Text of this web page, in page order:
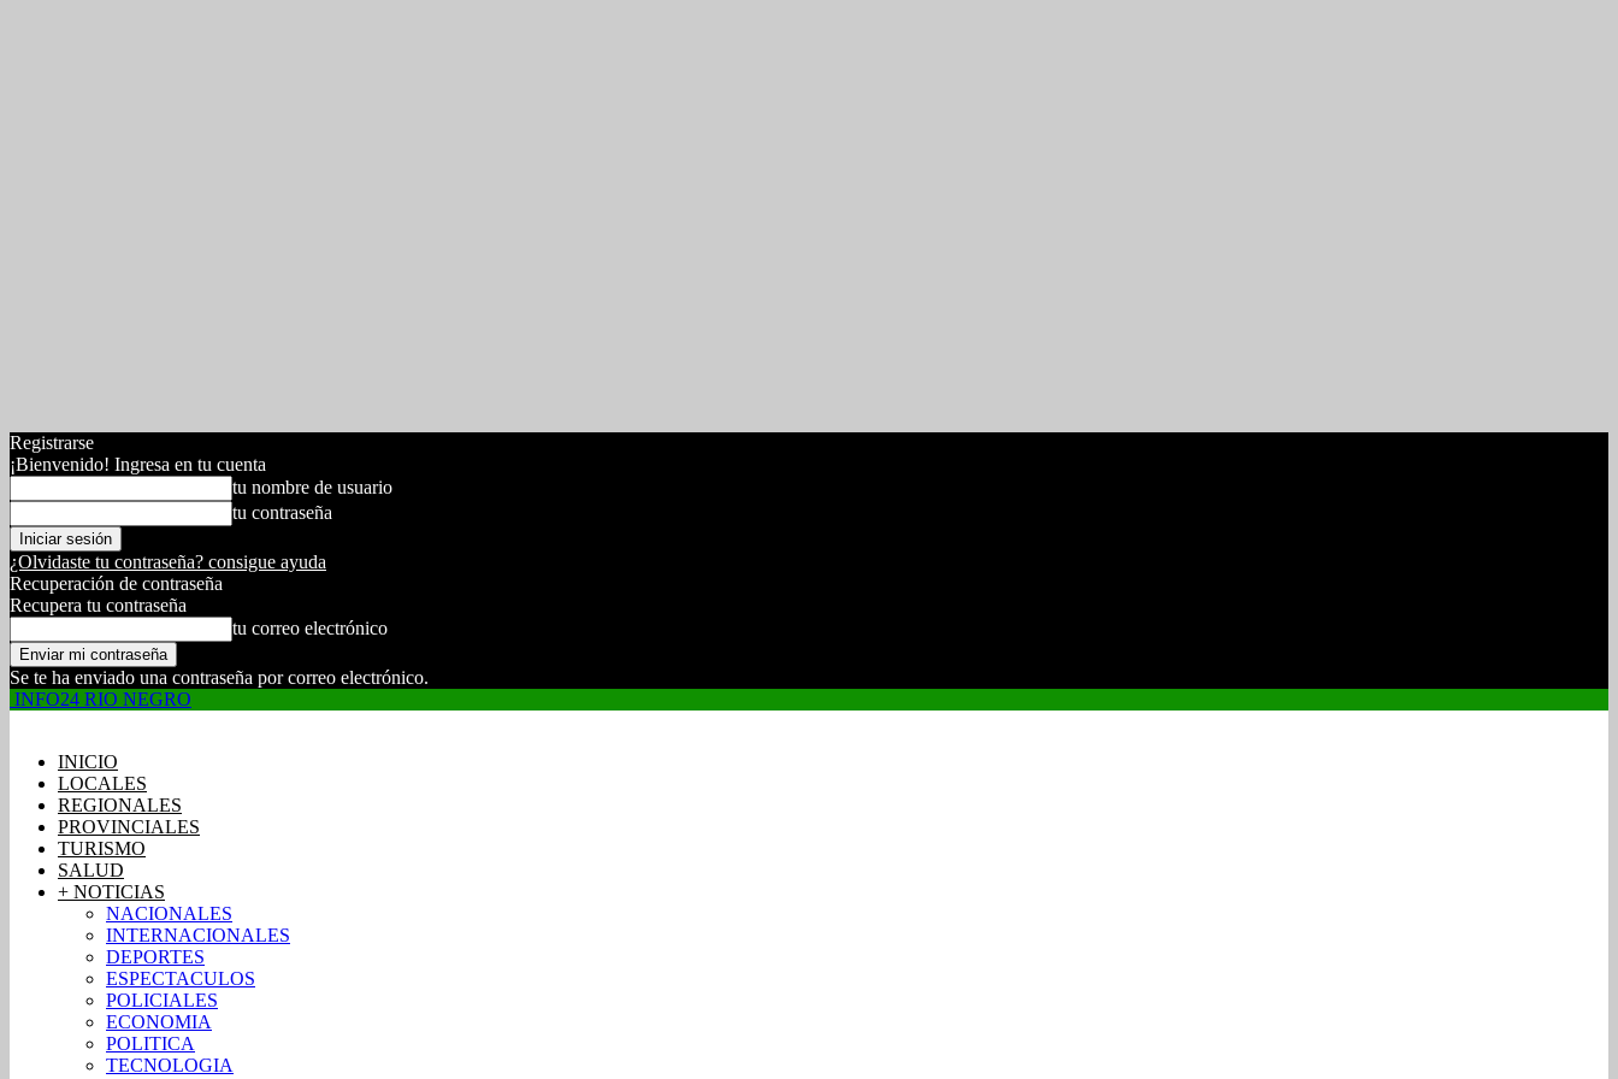
Registrarse
¡Bienvenido! Ingresa en tu cuenta
tu nombre de usuario
tu contraseña
¿Olvidaste tu contraseña? consigue ayuda
Recuperación de contraseña
Recupera tu contraseña
tu correo electrónico
Se te ha enviado una contraseña por correo electrónico.
INFO24 RIO NEGRO
INICIO
LOCALES
REGIONALES
PROVINCIALES
TURISMO
SALUD
+ NOTICIAS
NACIONALES
INTERNACIONALES
DEPORTES
ESPECTACULOS
POLICIALES
ECONOMIA
POLITICA
TECNOLOGIA